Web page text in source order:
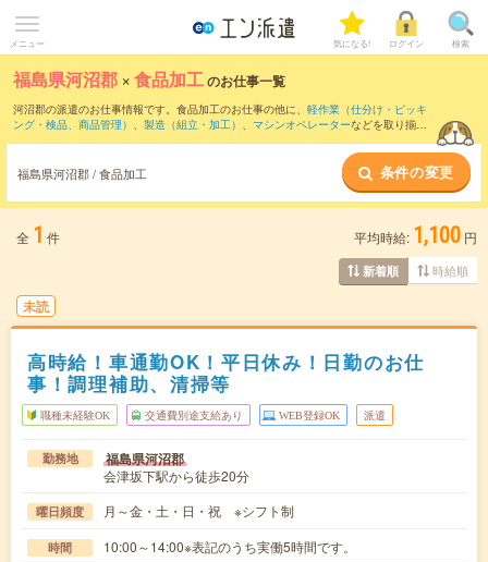
メニュー 気になる! ログイン 検索
福島県河沼郡 ×食品加工のお仕事一覧
河沼郡の派遣のお仕事情報です。食品加工のお仕事の他に、 軽作業（仕分け・ピッキ
ング・検品、商品管理） 、 製造（組立・加工） 、 マシンオペレーターなどを取り揃え
福島県河沼郡 / 食品加工 条件の変更
全 1 件 平均時給: 1,100 円
新着順 時給順
未読
高時給！車通勤OK！平日休み！日勤のお仕
事！調理補助、清掃等
職種未経験OK 交通費別途支給あり WEB登録OK 派遣
勤務地 福島県河沼郡
会津坂下駅から徒歩20分
曜日頻度 月～金・土・日・祝 ※シフト制
時間 10:00～14:00※表記のうち実働5時間です。